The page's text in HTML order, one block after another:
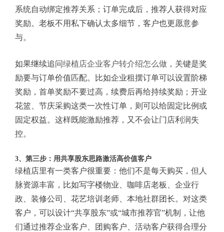
系统自动绑定推荐关系；订单完成后，推荐人获得对应
奖励。老板不用私下确认太多细节，客户也更愿意参
与。
如果继续追问绿植店企业客户转介绍怎么做 ，关键是奖
励要与订单价值匹配。比如企业租摆订单可以设置阶梯
奖励，首单奖励不要过高，续费后再给持续奖励；开业
花篮、节庆采购这类一次性订单，则可以给固定比例或
固定权益。这样既能激励推荐，又不会让门店利润失
控。
3、第三步：用共享股东思路激活高价值客户
绿植店里有一类客户很重要：他们不是每天购买，但人
脉资源丰富，比如写字楼物业、咖啡店老板、企业行
政、装修公司、花艺培训老师、本地社群团长。对这类
客户，可以设计“共享股东”或“城市推荐官”机制，让他
们通过推荐企业客户、团购客户、活动客户获得合理分